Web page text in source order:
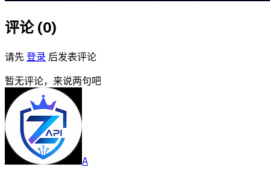
评论 (0)
请先 登录 后发表评论
暂无评论，来说两句吧
A